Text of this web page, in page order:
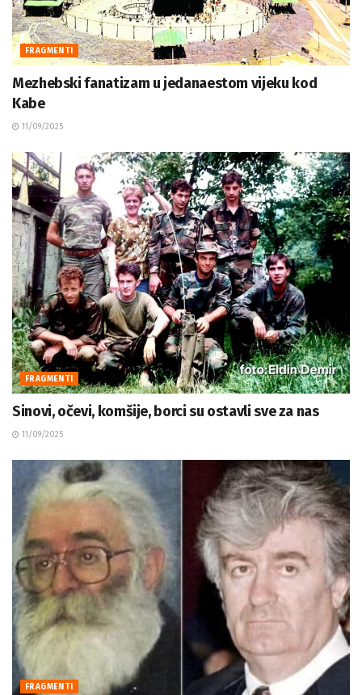
FRAGMENTI
Mezhebski fanatizam u jedanaestom vijeku kod
Kabe
11/09/2025
FRAGMENTI
Sinovi, očevi, komšije, borci su ostavli sve za nas
11/09/2025
FRAGMENTI